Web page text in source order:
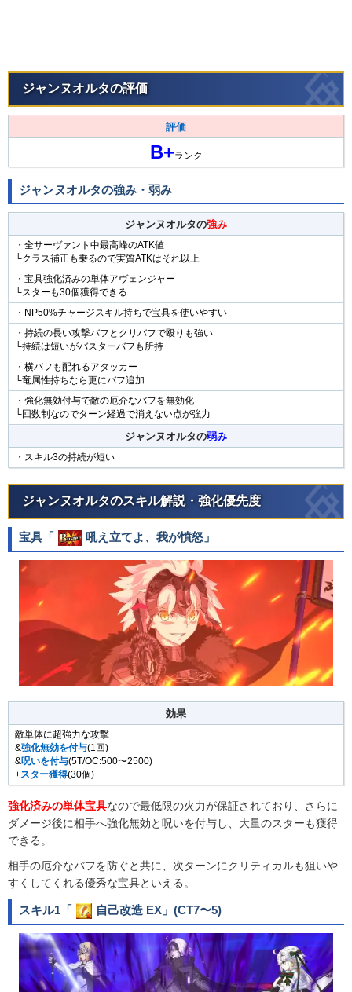
ジャンヌオルタの評価
評価
B+ランク
ジャンヌオルタの強み・弱み
ジャンヌオルタの強み
・全サーヴァント中最高峰のATK値
└クラス補正も乗るので実質ATKはそれ以上
・宝具強化済みの単体アヴェンジャー
└スターも30個獲得できる
・NP50%チャージスキル持ちで宝具を使いやすい
・持続の長い攻撃バフとクリバフで殴りも強い
└持続は短いがバスターバフも所持
・横バフも配れるアタッカー
└竜属性持ちなら更にバフ追加
・強化無効付与で敵の厄介なバフを無効化
└回数制なのでターン経過で消えない点が強力
ジャンヌオルタの弱み
・スキル3の持続が短い
ジャンヌオルタのスキル解説・強化優先度
宝具「 吼え立てよ、我が憤怒 」
効果
敵単体に超強力な攻撃
&強化無効を付与(1回)
&呪いを付与(5T/OC:500〜2500)
+スター獲得(30個)
強化済みの単体宝具なので最低限の火力が保証されており、さらに
ダメージ後に相手へ強化無効と呪いを付与し、大量のスターも獲得
できる。
相手の厄介なバフを防ぐと共に、次ターンにクリティカルも狙いや
すくしてくれる優秀な宝具といえる。
スキル1「 自己改造 EX 」(CT7〜5)